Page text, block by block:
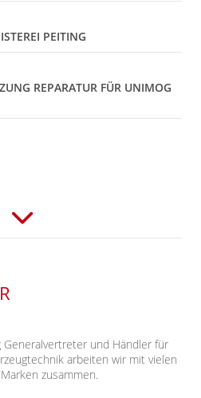
PEITING
REPARATUR FÜR UNIMOG
und Händler für
arbeiten wir mit vielen
zusammen.